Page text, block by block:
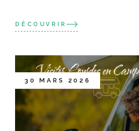
DÉCOUVRIR
30 MARS 2026